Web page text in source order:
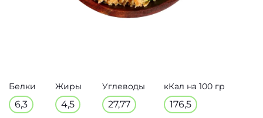
Белки
6,3
Жиры
4,5
Углеводы
27,77
кКал на 100 гр
176,5